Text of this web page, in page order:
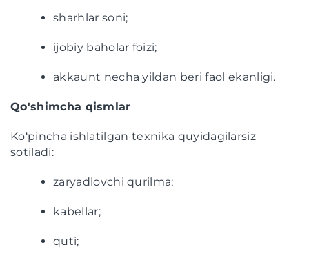
sharhlar soni;
ijobiy baholar foizi;
akkaunt necha yildan beri faol ekanligi.
Qo'shimcha qismlar
Ko‘pincha ishlatilgan texnika quyidagilarsiz
sotiladi:
zaryadlovchi qurilma;
kabellar;
quti;